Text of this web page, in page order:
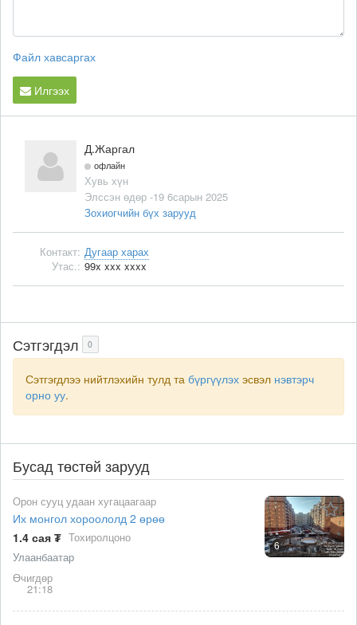
Файл хавсаргах
Илгээх
Д.Жаргал
офлайн
Хувь хүн
Элссэн өдөр -19 6сарын 2025
Зохиогчийн бүх зарууд
Контакт: Дугаар харах
Утас.: 99x xxx xxxx
Сэтгэгдэл 0
Сэтгэгдлээ нийтлэхийн тулд та бүргүүлэх эсвэл нэвтэрч
орно уу.
Бусад төстөй зарууд
6
Орон сууц удаан хугацаагаар
Их монгол хороололд 2 өрөө
1.4 сая ₮ Тохиролцоно
Улаанбаатар
Өчигдөр
21:18